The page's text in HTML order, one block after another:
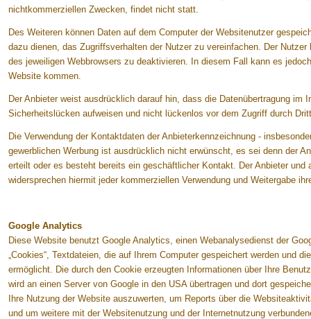
nichtkommerziellen Zwecken, findet nicht statt.
Des Weiteren können Daten auf dem Computer der Websitenutzer
dazu dienen, das Zugriffsverhalten der Nutzer zu vereinfachen. Der
des jeweiligen Webbrowsers zu deaktivieren. In diesem Fall kann es
Website kommen.
Der Anbieter weist ausdrücklich darauf hin, dass die Datenübertragung im
Sicherheitslücken aufweisen und nicht lückenlos vor dem Zugriff durch
Die Verwendung der Kontaktdaten der Anbieterkennzeichnung -
gewerblichen Werbung ist ausdrücklich nicht erwünscht, es sei denn der
erteilt oder es besteht bereits ein geschäftlicher Kontakt. Der Anbieter und
widersprechen hiermit jeder kommerziellen Verwendung und Weitergabe
Google Analytics
Diese Website benutzt Google Analytics, einen Webanalysedienst der
„Cookies“, Textdateien, die auf Ihrem Computer gespeichert werden und
ermöglicht. Die durch den Cookie erzeugten Informationen über Ihre
wird an einen Server von Google in den USA übertragen und dort
Ihre Nutzung der Website auszuwerten, um Reports über die
und um weitere mit der Websitenutzung und der Internetnutzung